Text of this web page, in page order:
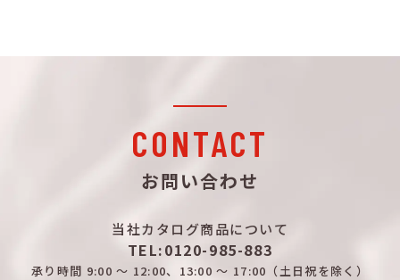
詳細はこちら MPKM-PL MCCB 100AF/
MPKM-PL
詳細はこちら MPKM-PL MCCB
CONTACT
お問い合わせ
当社カタログ商品について
TEL:0120-985-883
承り時間 9:00 ～ 12:00、13:00 ～ 17:00 （土日祝を除く）